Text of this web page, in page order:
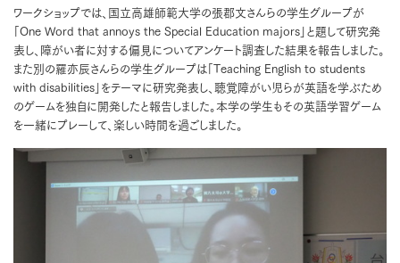
ワークショップでは、国立高雄師範大学の張郡文さんらの学生グループが
「One Word that annoys the Special Education majors」と題して研究発
表し、障がい者に対する偏見についてアンケート調査した結果を報告しました。
また別の羅亦辰さんらの学生グループは「Teaching English to students
with disabilities」をテーマに研究発表し、聴覚障がい児らが英語を学ぶため
のゲームを独自に開発したと報告しました。本学の学生もその英語学習ゲーム
を一緒にプレーして、楽しい時間を過ごしました。